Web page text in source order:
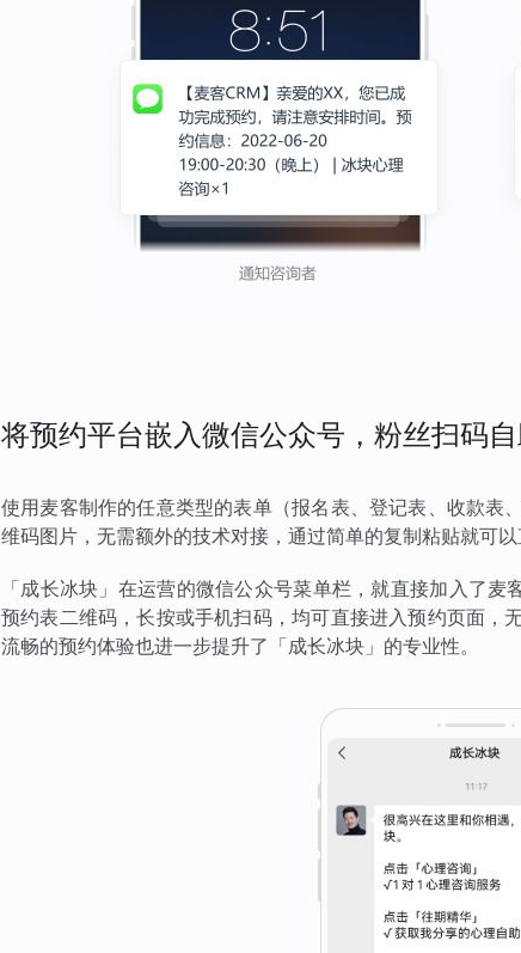
将预约平台嵌入微信公众号，粉丝扫码
使用麦客制作的任意类型的表单（报名表、登记表、收款表
维码图片，无需额外的技术对接，通过简单的复制粘贴就可
「成长冰块」在运营的微信公众号菜单栏，就直接加入了
预约表二维码，长按或手机扫码，均可直接进入预约页面，
流畅的预约体验也进一步提升了「成长冰块」的专业性。